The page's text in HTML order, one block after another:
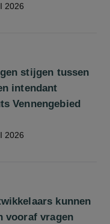
2026
stijgen tussen
intendant
Vennengebied
2026
kunnen
vooraf vragen